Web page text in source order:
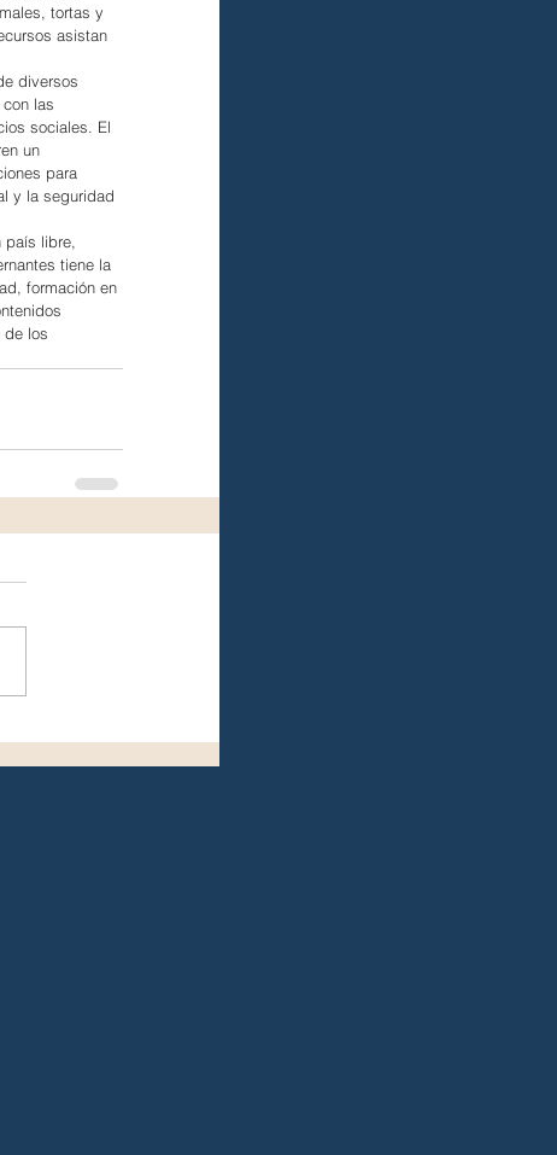
tortas y
asistan
diversos
las
sociales. El
un
para
y la seguridad
libre,
tiene la
formación en
de los